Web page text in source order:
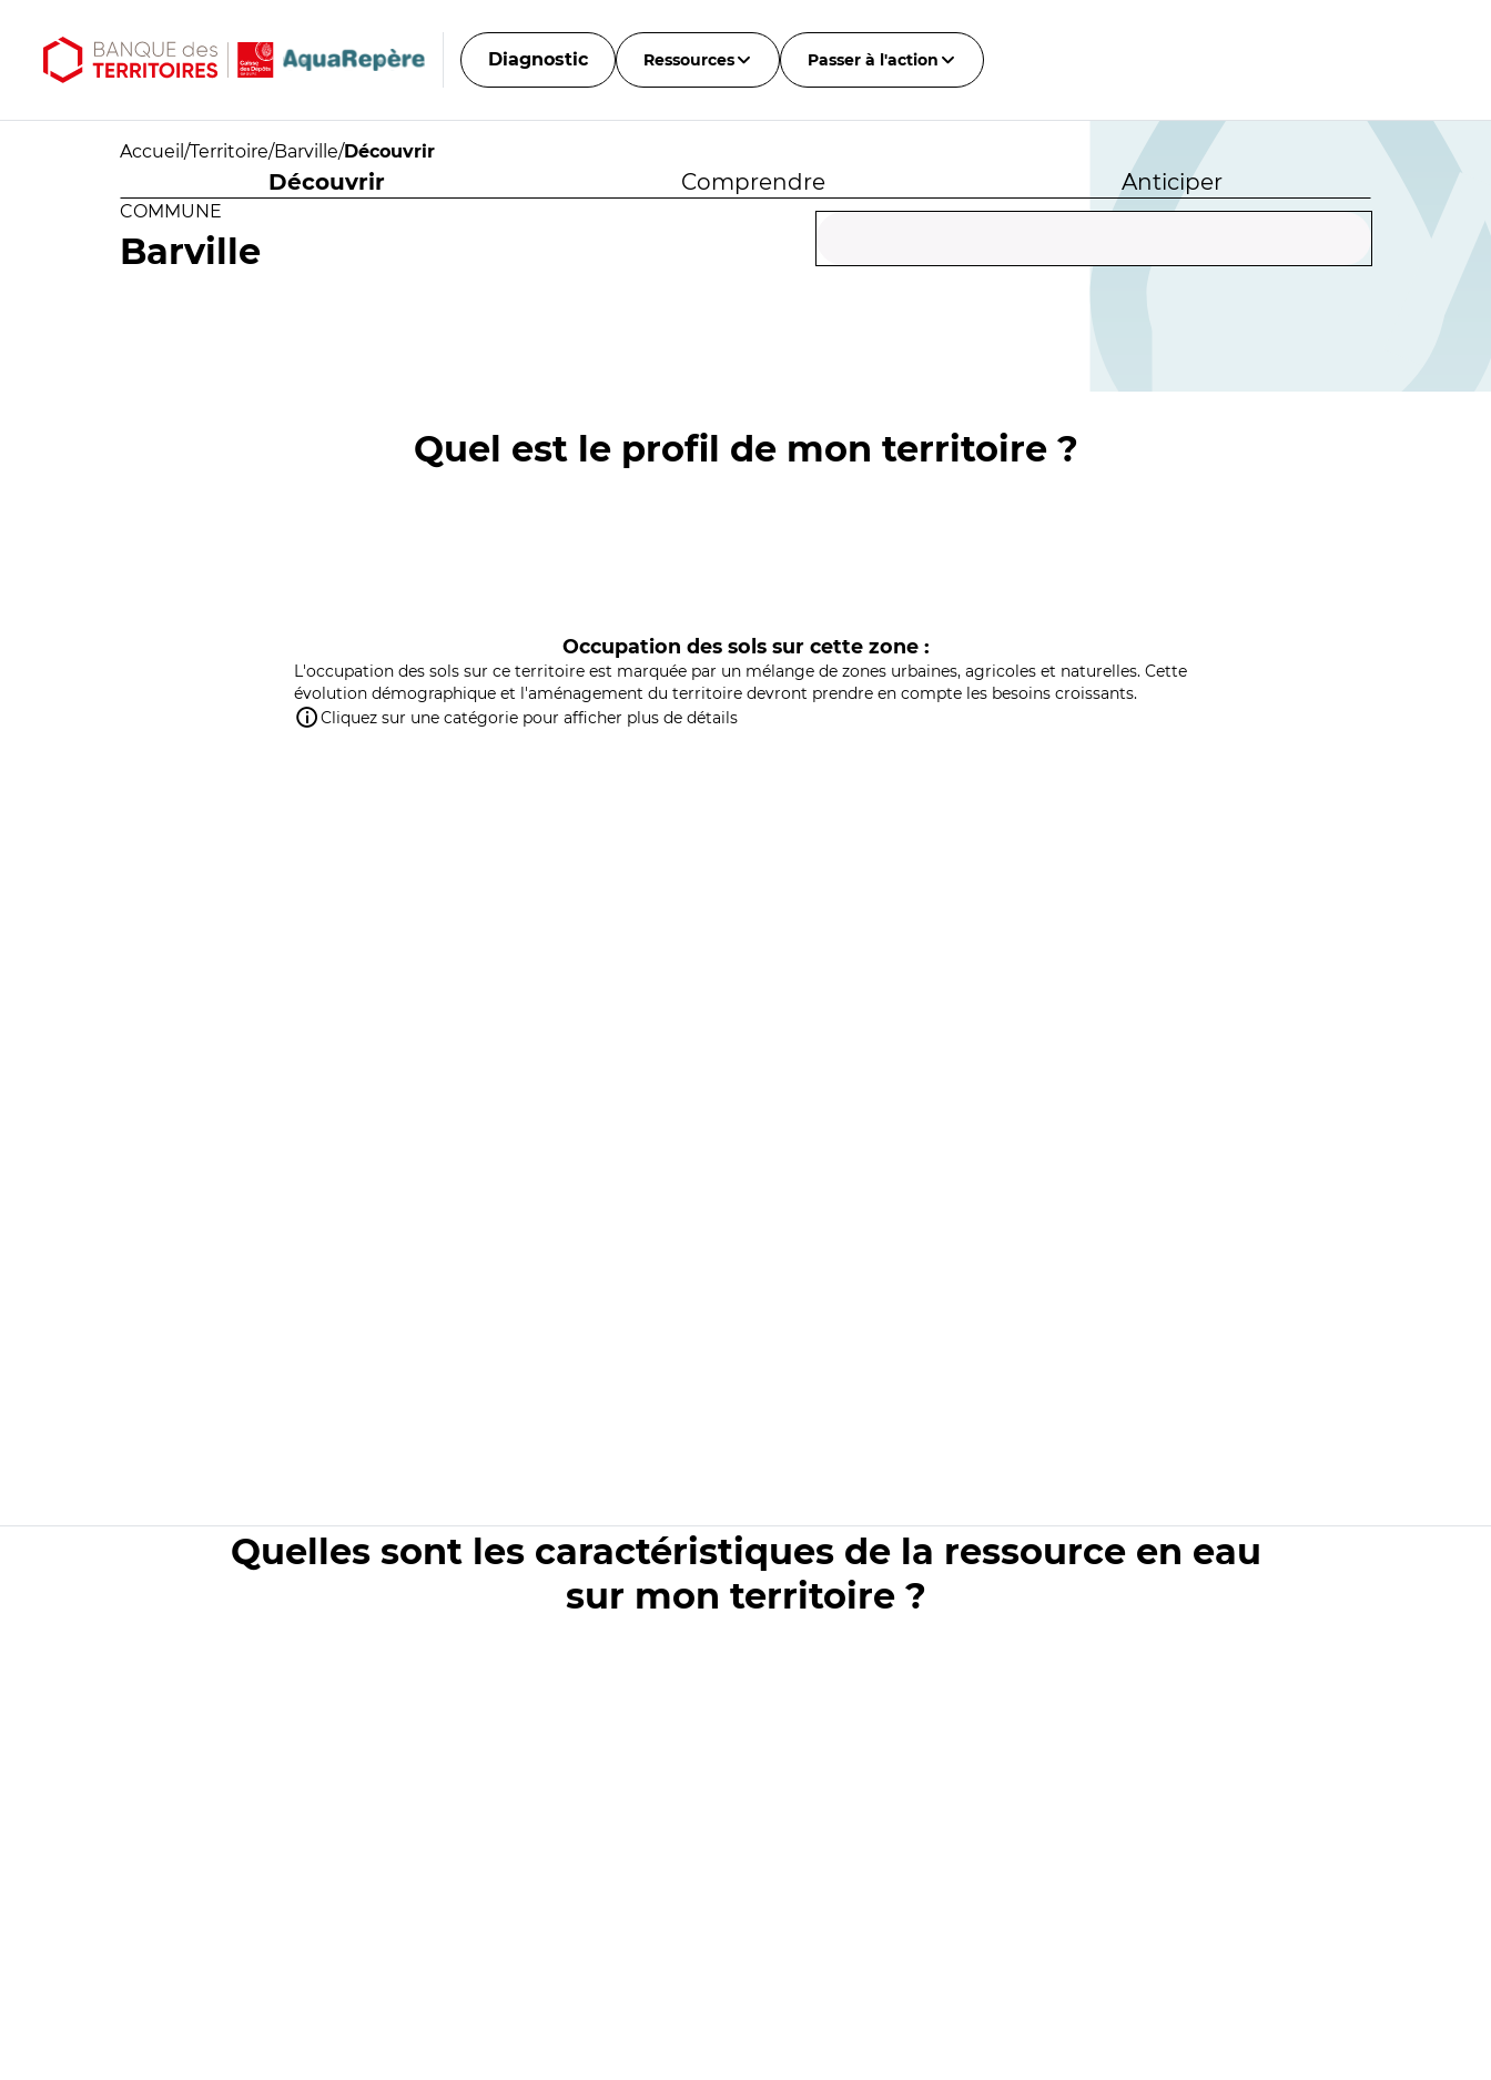
Diagnostic Ressources Passer à l'action
Accueil /Territoire/Barville/Découvrir
Découvrir Comprendre Anticiper
COMMUNE
Barville
Quel est le profil de mon territoire ?
Occupation des sols sur cette zone :
L'occupation des sols sur ce territoire est marquée par un mélange de zones urbaines, agricoles et naturelles. Cette
évolution démographique et l'aménagement du territoire devront prendre en compte les besoins croissants.
Cliquez sur une catégorie pour afficher plus de détails
Quelles sont les caractéristiques de la ressource en eau
sur mon territoire ?